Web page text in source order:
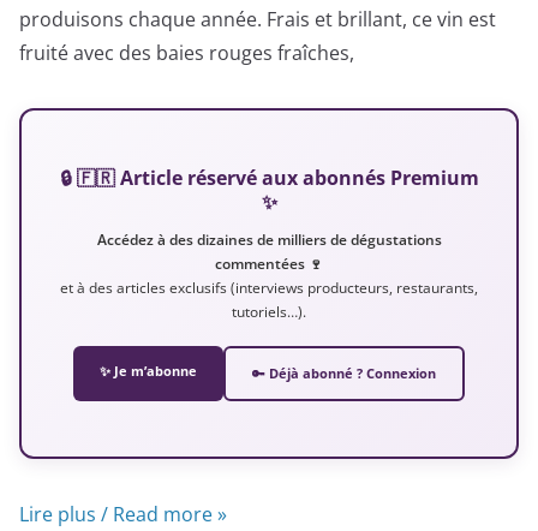
produisons chaque année. Frais et brillant, ce vin est
fruité avec des baies rouges fraîches,
🔒 🇫🇷 Article réservé aux abonnés Premium
✨
Accédez à des dizaines de milliers de dégustations
commentées 🍷
et à des articles exclusifs (interviews producteurs, restaurants,
tutoriels…).
✨ Je m’abonne 🔑 Déjà abonné ? Connexion
Lire plus / Read more »